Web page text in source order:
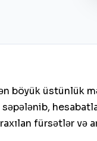
üstünlük
fürsətlər və